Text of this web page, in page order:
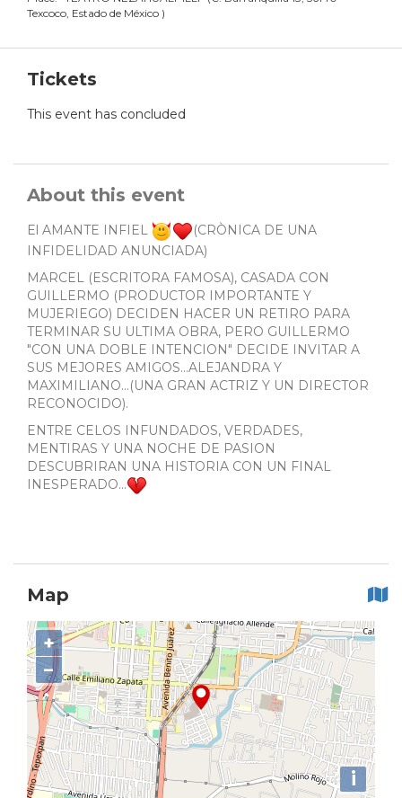
Texcoco, Estado de México )
Tickets
This event has concluded
About this event
El AMANTE INFIEL
(CRÒNICA DE UNA
INFIDELIDAD ANUNCIADA)
MARCEL (ESCRITORA FAMOSA), CASADA CON
GUILLERMO (PRODUCTOR IMPORTANTE Y
MUJERIEGO) DECIDEN HACER UN RETIRO PARA
TERMINAR SU ULTIMA OBRA, PERO GUILLERMO
"CON UNA DOBLE INTENCION" DECIDE INVITAR A
SUS MEJORES AMIGOS...ALEJANDRA Y
MAXIMILIANO...(UNA GRAN ACTRIZ Y UN DIRECTOR
RECONOCIDO).
ENTRE CELOS INFUNDADOS, VERDADES,
MENTIRAS Y UNA NOCHE DE PASION
DESCUBRIRAN UNA HISTORIA CON UN FINAL
INESPERADO...
Map
+
−
i